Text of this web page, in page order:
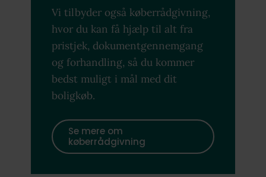
Vi tilbyder også køberrådgivning,
hvor du kan få hjælp til alt fra
pristjek, dokumentgennemgang
og forhandling, så du kommer
bedst muligt i mål med dit
boligkøb.
Se mere om
køberrådgivning